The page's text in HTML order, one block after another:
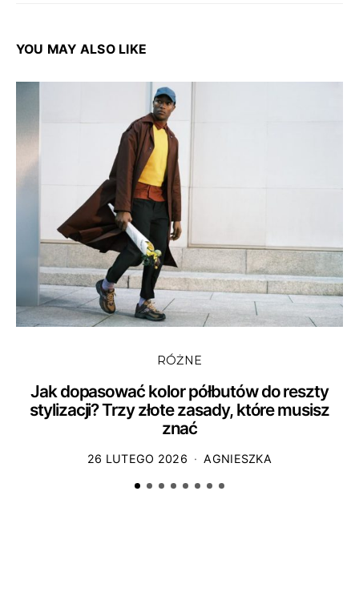
YOU MAY ALSO LIKE
RÓŻNE
Jak dopasować kolor półbutów do reszty
stylizacji? Trzy złote zasady, które musisz
znać
26 LUTEGO 2026 AGNIESZKA